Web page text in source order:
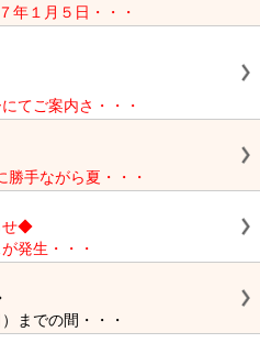
年１月５日・・・
てご案内さ・・・
勝手ながら夏・・・
せ◆
発生・・・
までの間・・・